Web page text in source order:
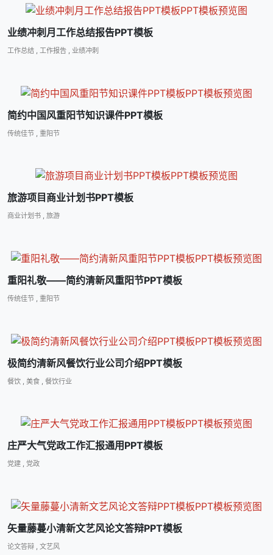
业绩冲刺月工作总结报告PPT模板
工作总结 , 工作报告 , 业绩冲刺
简约中国风重阳节知识课件PPT模板
传统佳节 , 重阳节
旅游项目商业计划书PPT模板
商业计划书 , 旅游
重阳礼敬――简约清新风重阳节PPT模板
传统佳节 , 重阳节
极简约清新风餐饮行业公司介绍PPT模板
餐饮 美食 餐饮行业
庄严大气党政工作汇报通用PPT模板
党建 , 党政
矢量藤蔓小清新文艺风论文答辩PPT模板
论文答辩 , 文艺风